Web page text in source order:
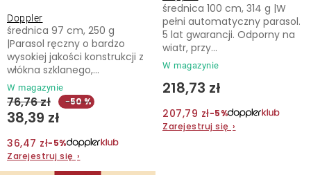
Kontakt
k
t
ó
w
Doppler
W magazynie
38,39 zł
76,76 zł −50 %
36,47 zł−5%
Zarejestruj się ›
średnica 97 cm, 250 g
|Parasol ręczny o bardzo
wysokiej jakości konstrukcji z
włókna szklanego,...
W magazynie
218,73 zł
207,79 zł−5%
Zarejestruj się ›
średnica 100 cm, 314 g |W
pełni automatyczny parasol.
5 lat gwarancji. Odporny na
wiatr, przy...